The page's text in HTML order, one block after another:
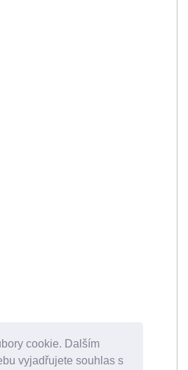
cookie. Dalším
vyjadřujete souhlas s